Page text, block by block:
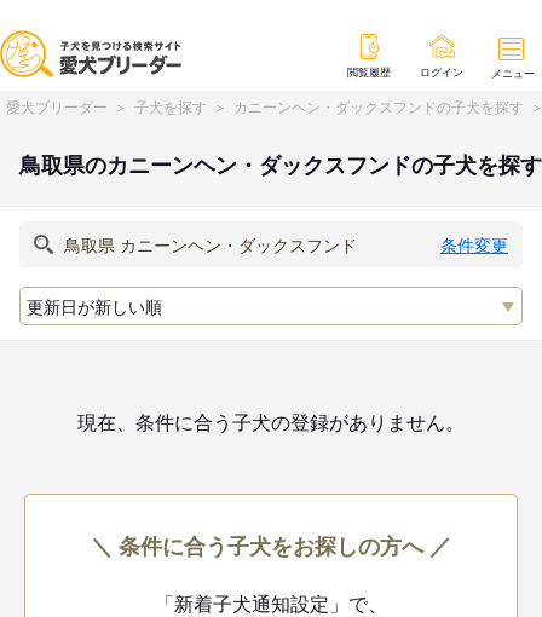
閲覧履歴 ログイン メニュー
愛犬ブリーダー 子犬を探す カニーンヘン・ダックスフンドの子犬を探す
鳥取県のカニーンヘン・ダックスフンドの子犬を探す
条件変更
現在、条件に合う子犬の登録がありません。
＼ 条件に合う子犬をお探しの方へ ／
「新着子犬通知設定」で、